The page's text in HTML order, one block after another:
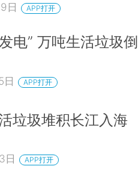
日 APP打开
电” 万吨生活垃圾倒
日 APP打开
垃圾堆积长江入海
日 APP打开